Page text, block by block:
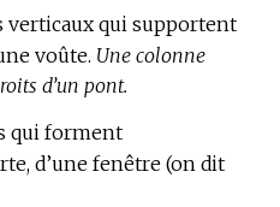
verticaux qui supportent
voûte. Une colonne
d’un pont.
qui forment
d’une fenêtre (on dit